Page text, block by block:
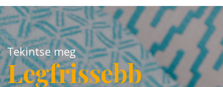
Tekintse meg
Legfrissebb